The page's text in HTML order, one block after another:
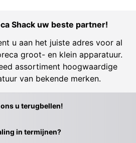
Shack uw beste partner!
u aan het juiste adres voor al
groot- en klein apparatuur.
assortiment hoogwaardige
van bekende merken.
u terugbellen!
in termijnen?